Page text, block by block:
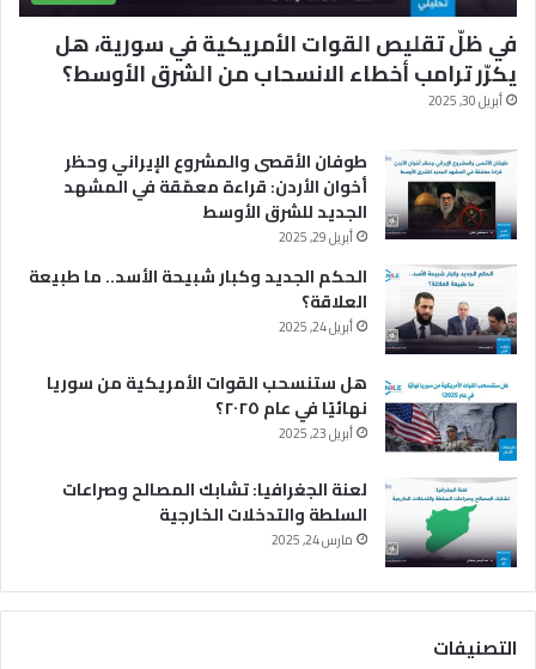
في ظلّ تقليص القوات الأمريكية في سورية، هل
يكرّر ترامب أخطاء الانسحاب من الشرق الأوسط؟
أبريل 30, 2025
طوفان الأقصى والمشروع الإيراني وحظر
أخوان الأردن: قراءة معمّقة في المشهد
الجديد للشرق الأوسط
أبريل 29, 2025
الحكم الجديد وكبار شبيحة الأسد.. ما طبيعة
العلاقة؟
أبريل 24, 2025
هل ستنسحب القوات الأمريكية من سوريا
نهائيًا في عام ٢٠٢٥؟
أبريل 23, 2025
لعنة الجغرافيا: تشابك المصالح وصراعات
السلطة والتدخلات الخارجية
مارس 24, 2025
التصنيفات